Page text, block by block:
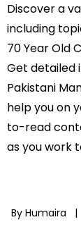
Discover a
including
70 Year Old
Get detailed
Pakistani
help you on
to-read
as you work
By Humaira |